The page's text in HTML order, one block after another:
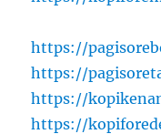
https://
https://
https://
https://